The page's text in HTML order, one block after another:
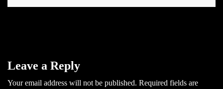
Leave a Reply
Your email address will not be published. Required fields are